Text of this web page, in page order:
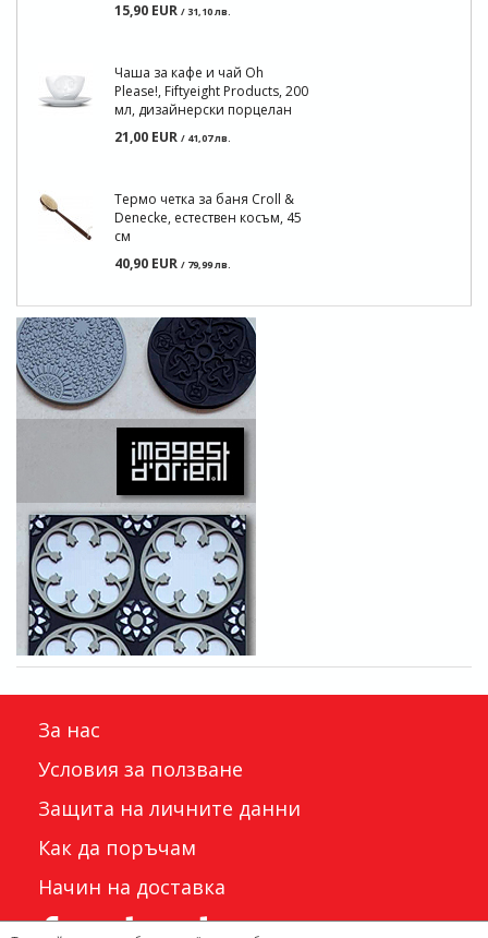
15,90 EUR / 31,10 лв.
Чаша за кафе и чай Oh
Please!, Fiftyeight Products, 200
мл, дизайнерски порцелан
21,00 EUR / 41,07 лв.
Термо четка за баня Croll &
Denecke, естествен косъм, 45
см
40,90 EUR / 79,99 лв.
За нас
Условия за ползване
Защита на личните данни
Как да поръчам
Начин на доставка